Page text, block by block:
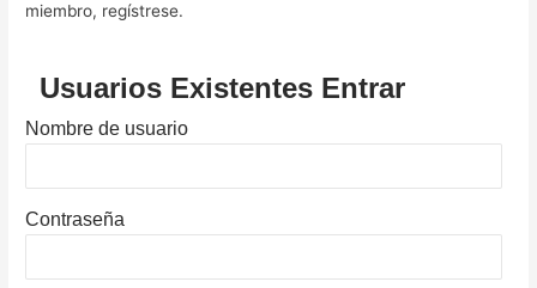
miembro, regístrese.
Usuarios Existentes Entrar
Nombre de usuario
Contraseña